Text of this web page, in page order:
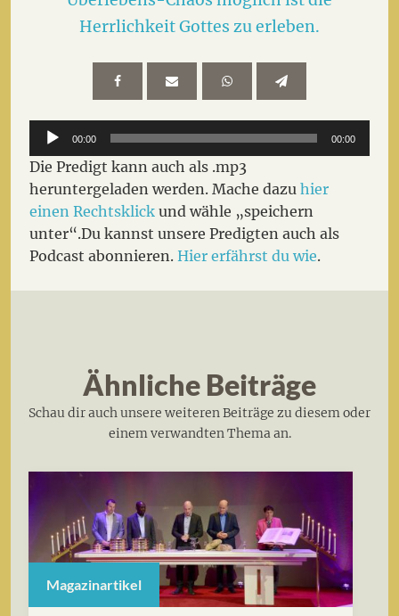
Herrlichkeit Gottes zu erleben.
Audio-
Player
00:00 00:00
Die Predigt kann auch als .mp3
heruntergeladen werden. Mache dazuhier
einen Rechtsklick und wähle „speichern
unter“.Du kannst unsere Predigten auch als
Podcast abonnieren.Hier erfährst du wie.
Ähnliche Beiträge
Schau dir auch unsere weiteren Beiträge zu diesem oder
einem verwandten Thema an.
Magazinartikel